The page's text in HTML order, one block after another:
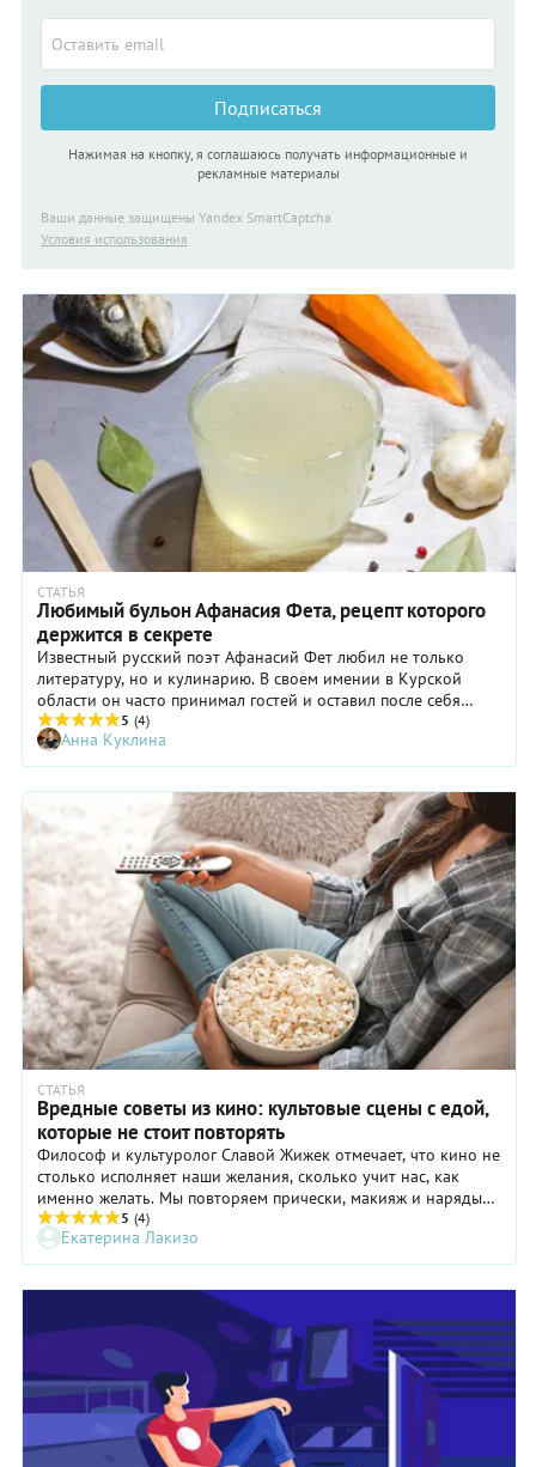
Подписаться
Нажимая на кнопку, я соглашаюсь получать информационные и
рекламные материалы
Ваши данные защищены Yandex SmartCaptcha
Условия использования
СТАТЬЯ
Любимый бульон Афанасия Фета, рецепт которого
держится в секрете
Известный русский поэт Афанасий Фет любил не только
литературу, но и кулинарию. В своем имении в Курской
области он часто принимал гостей и оставил после себя
некоторое кулинарное наследие. Одним из самых любимых
блюд поэта был бульон, который и назвали в честь него
фетовским.
5 (4)
Анна Куклина
СТАТЬЯ
Вредные советы из кино: культовые сцены с едой,
которые не стоит повторять
Философ и культуролог Славой Жижек отмечает, что кино не
столько исполняет наши желания, сколько учит нас, как
именно желать. Мы повторяем прически, макияж и наряды
героев знаменитых фильмов, а на некоторых стараемся быть
похожими и в образе жизни: увлекаемся танцами по
примеру Бэби («Грязные танцы», режиссер Эмиль Ардолино,
Бри («Отчаянные домохозяйки», сериал 2004-2012).
Рассказываем о том, как кинематограф влияет на наше
восприятие еды и почему не все сцены так уж безобидны.
5 (4)
Екатерина Лакизо